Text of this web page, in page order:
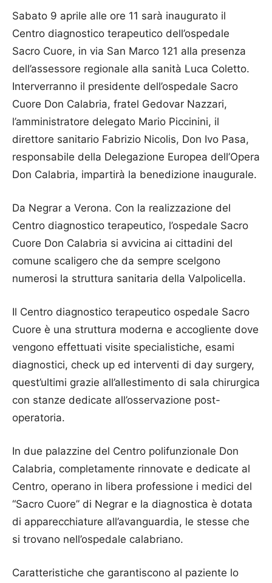
Sabato 9 aprile alle ore 11 sarà inaugurato il
Centro diagnostico terapeutico dell’ospedale
Sacro Cuore, in via San Marco 121 alla presenza
dell’assessore regionale alla sanità Luca Coletto.
Inter­verranno il presidente dell’ospedale Sacro
Cuore Don Calabria, fratel Gedovar Nazzari,
l’amministratore delegato Mario Piccinini, il
direttore sanitario Fabrizio Nicolis, Don Ivo Pasa,
responsabile della Delegazione Europea dell’Ope­ra
Don Calabria, impartirà la benedizione inaugurale.
Da Negrar a Verona. Con la realizzazione del
Centro diagnostico terapeutico, l’ospedale Sacro
Cuore Don Calabria si avvicina ai cittadini del
comune scaligero che da sempre scelgono
numerosi la struttura sanitaria della Valpolicella.
Il Centro diagnostico terapeutico ospedale Sacro
Cuore è una struttura moderna e accogliente dove
vengono effettuati visite specialistiche, esami
diagnostici, check up ed interventi di day surgery,
quest’ultimi grazie all’allestimento di sala chirurgica
con stanze dedicate all’osservazione post-
operatoria.
In due palazzine del Centro polifunzionale Don
Calabria, completamente rinnovate e dedicate al
Centro, operano in libera professione i medici del
“Sacro Cuore” di Negrar e la diagnostica è dotata
di apparecchiature all’avanguardia, le stesse che
si trovano nell’ospedale calabriano.
Caratteristiche che garantiscono al paziente lo